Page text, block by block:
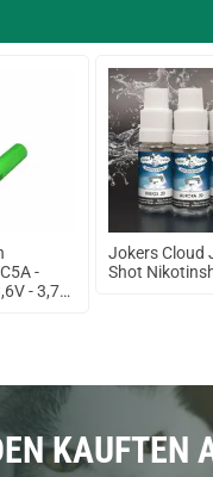
-
- 3,7V
Jokers Cloud
Shot
KAUFTEN